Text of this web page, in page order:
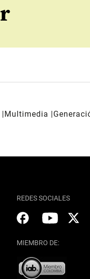
Multimedia
REDES SOCIALES
MIEMBRO DE: